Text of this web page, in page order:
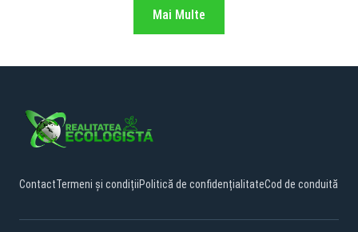
Mai Multe
ContactTermeni și condițiiPolitică de confidențialitateCod de conduită